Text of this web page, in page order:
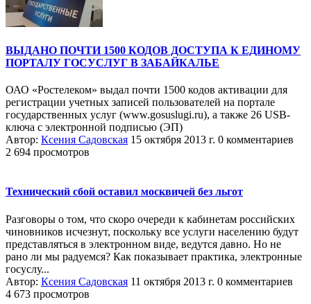
ВЫДАНО ПОЧТИ 1500 КОДОВ ДОСТУПА К ЕДИНОМУ
ПОРТАЛУ ГОСУСЛУГ В ЗАБАЙКАЛЬЕ
ОАО «Ростелеком» выдал почти 1500 кодов активации для
регистрации учетных записей пользователей на портале
государственных услуг (www.gosuslugi.ru), а также 26 USB-
ключа с электронной подписью (ЭП)
Автор: Ксения Садовская 15 октября 2013 г. 0 комментариев
2 694 просмотров
Технический сбой оставил москвичей без льгот
Разговоры о том, что скоро очереди к кабинетам российских
чиновников исчезнут, поскольку все услуги населению будут
представляться в электронном виде, ведутся давно. Но не
рано ли мы радуемся? Как показывает практика, электронные
госуслу...
Автор: Ксения Садовская 11 октября 2013 г. 0 комментариев
4 673 просмотров